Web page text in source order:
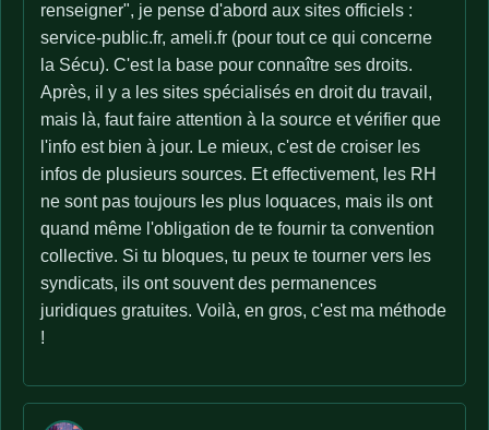
renseigner", je pense d'abord aux sites officiels :
service-public.fr, ameli.fr (pour tout ce qui concerne
la Sécu). C'est la base pour connaître ses droits.
Après, il y a les sites spécialisés en droit du travail,
mais là, faut faire attention à la source et vérifier que
l'info est bien à jour. Le mieux, c'est de croiser les
infos de plusieurs sources. Et effectivement, les RH
ne sont pas toujours les plus loquaces, mais ils ont
quand même l'obligation de te fournir ta convention
collective. Si tu bloques, tu peux te tourner vers les
syndicats, ils ont souvent des permanences
juridiques gratuites. Voilà, en gros, c'est ma méthode
!